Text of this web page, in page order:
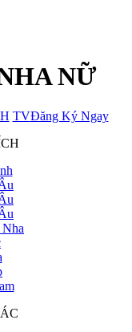
NỮ
TVĐăng Ký Ngay
x